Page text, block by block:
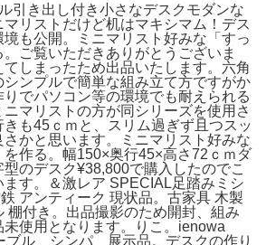
引き出し付き小さなデスクモダンな
マリストだけど机はマキシマム！デス
も公開。ミニマリスト好みな「すっ
ご覧いただきありがとうございま
しまったため出品いたします。六角
シンプルで簡単な組み立て方ですがか
でパソコン等の環境でも耐えられる
マリストの方が同シリーズを使用さ
も45ｃｍと、スリム過ぎず且つスッ
かと思います。ミニマリスト好みな
を作る。幅150×奥行45×高さ72ｃｍダ
のデスク¥38,800で購入したのでこ
す。＆激レア SPECIAL足踏みミシ
アンティーク 現状品。古家具 木製
棚付き。出品撮影のため開封、組み
使用となります。りこ。ienowa
ブル シンパ 展示品。デスクの作り